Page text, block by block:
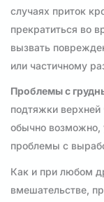
случаях приток
прекратиться во
вызвать
или частичному
Проблемы с
подтяжки верхней
обычно возможно,
проблемы с
Как и при любом
вмешательстве,